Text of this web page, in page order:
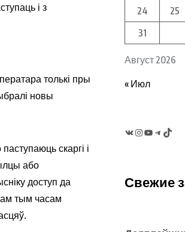
і з
толькі пры
новы
скаргі і
або
доступ да
тым часам
Август 2026
24
25
31
« Июл
Instagram
YouTubeTelegram
TikTok
Свежие